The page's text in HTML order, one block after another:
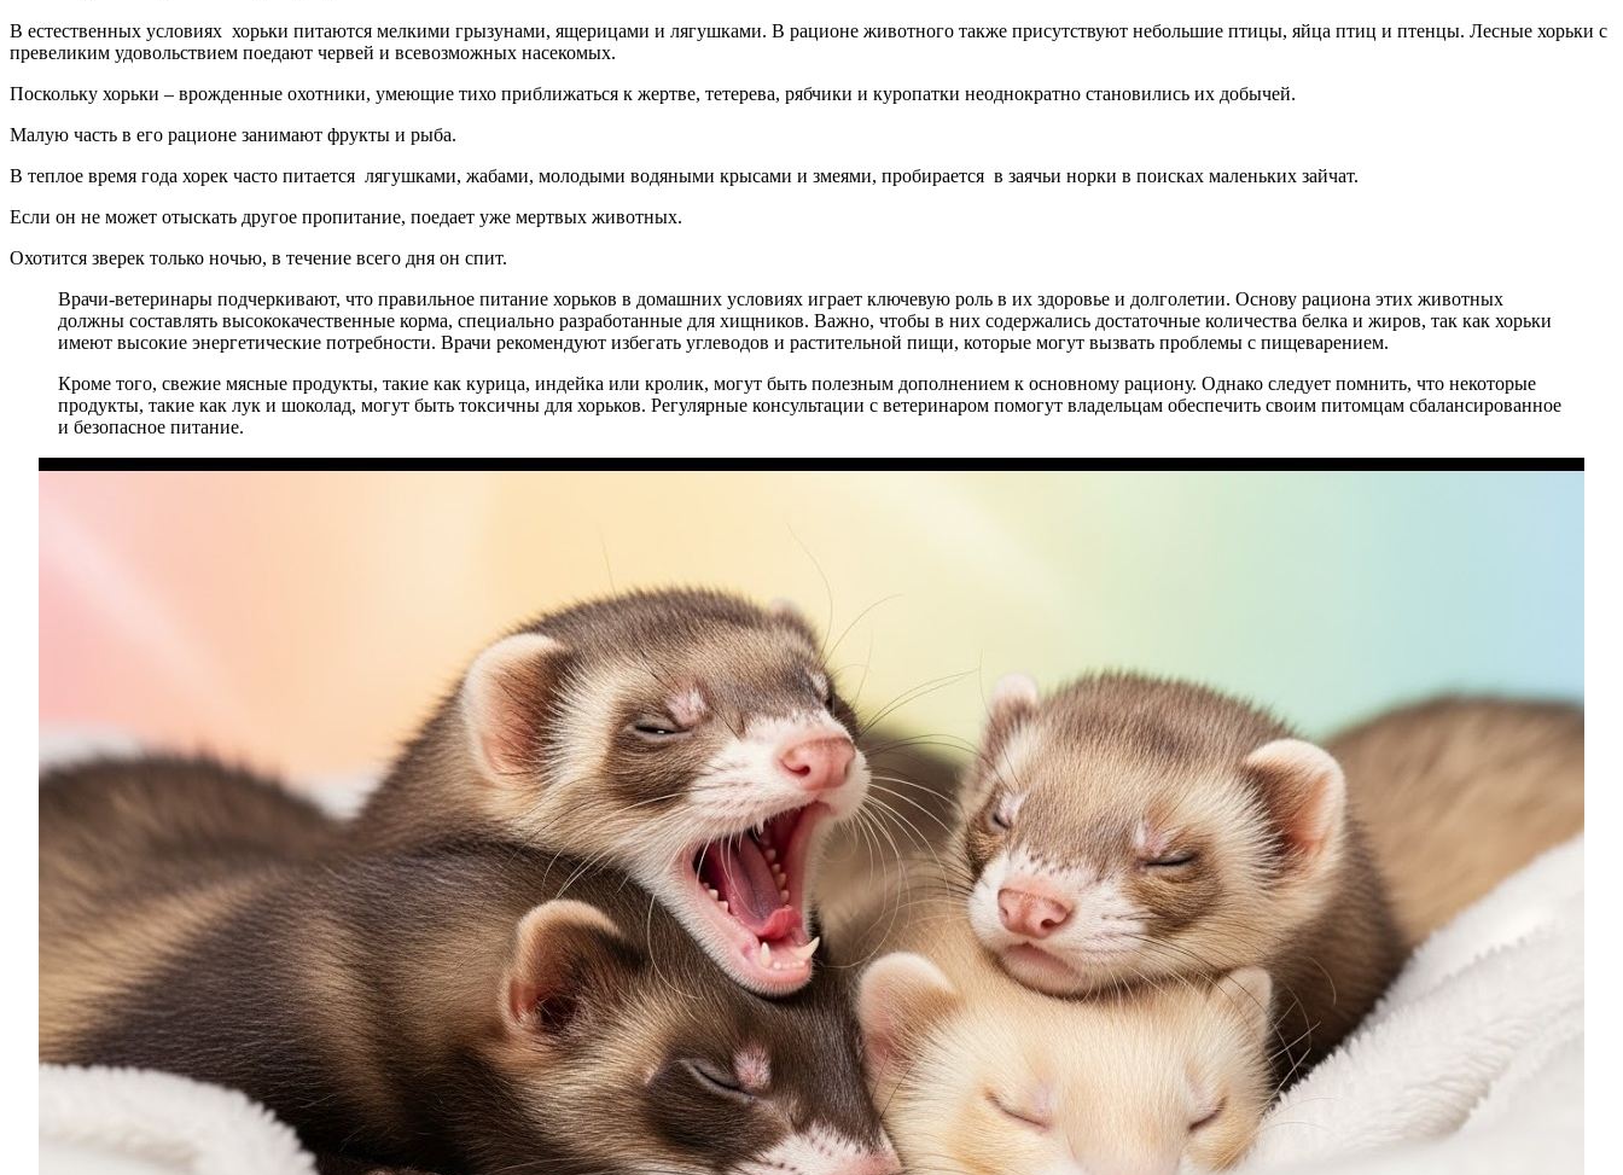
В естественных условиях хорьки питаются мелкими грызунами, ящерицами и лягушками. В рационе животного также присутствуют небольшие птицы, яйца птиц и птенцы. Лесные хорьки с
превеликим удовольствием поедают червей и всевозможных насекомых.
Поскольку хорьки – врожденные охотники, умеющие тихо приближаться к жертве, тетерева, рябчики и куропатки неоднократно становились их добычей.
Малую часть в его рационе занимают фрукты и рыба.
В теплое время года хорек часто питается лягушками, жабами, молодыми водяными крысами и змеями, пробирается в заячьи норки в поисках маленьких зайчат.
Если он не может отыскать другое пропитание, поедает уже мертвых животных.
Охотится зверек только ночью, в течение всего дня он спит.
Врачи-ветеринары подчеркивают, что правильное питание хорьков в домашних условиях играет ключевую роль в их здоровье и долголетии. Основу рациона этих животных
должны составлять высококачественные корма, специально разработанные для хищников. Важно, чтобы в них содержались достаточные количества белка и жиров, так как хорьки
имеют высокие энергетические потребности. Врачи рекомендуют избегать углеводов и растительной пищи, которые могут вызвать проблемы с пищеварением.
Кроме того, свежие мясные продукты, такие как курица, индейка или кролик, могут быть полезным дополнением к основному рациону. Однако следует помнить, что некоторые
продукты, такие как лук и шоколад, могут быть токсичны для хорьков. Регулярные консультации с ветеринаром помогут владельцам обеспечить своим питомцам сбалансированное
и безопасное питание.